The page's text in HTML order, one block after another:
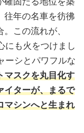
往年の名車を彷彿
この流れが、
にも火をつけまし
ーシとパワフルな
マスクを丸目化す
イターが、まるで
マシンへと生まれ